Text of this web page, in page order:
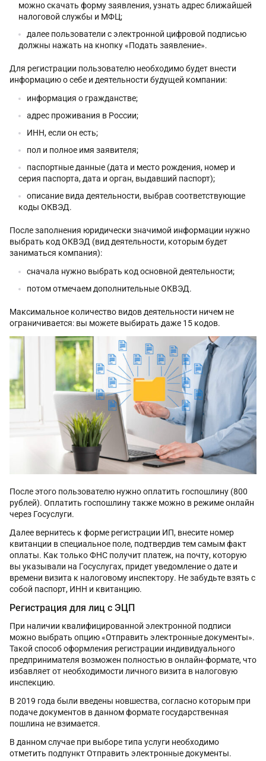
можно скачать форму заявления, узнать адрес ближайшей
налоговой службы и МФЦ;
далее пользователи с электронной цифровой подписью
должны нажать на кнопку «Подать заявление».
Для регистрации пользователю необходимо будет внести
информацию о себе и деятельности будущей компании:
информация о гражданстве;
адрес проживания в России;
ИНН, если он есть;
пол и полное имя заявителя;
паспортные данные (дата и место рождения, номер и
серия паспорта, дата и орган, выдавший паспорт);
описание вида деятельности, выбрав соответствующие
коды ОКВЭД.
После заполнения юридически значимой информации нужно
выбрать код ОКВЭД (вид деятельности, которым будет
заниматься компания):
сначала нужно выбрать код основной деятельности;
потом отмечаем дополнительные ОКВЭД.
Максимальное количество видов деятельности ничем не
ограничивается: вы можете выбирать даже 15 кодов.
После этого пользователю нужно оплатить госпошлину (800
рублей). Оплатить госпошлину также можно в режиме онлайн
через Госуслуги.
Далее вернитесь к форме регистрации ИП, внесите номер
квитанции в специальное поле, подтвердив тем самым факт
оплаты. Как только ФНС получит платеж, на почту, которую
вы указывали на Госуслугах, придет уведомление о дате и
времени визита к налоговому инспектору. Не забудьте взять с
собой паспорт, ИНН и квитанцию.
Регистрация для лиц с ЭЦП
При наличии квалифицированной электронной подписи
можно выбрать опцию «Отправить электронные документы».
Такой способ оформления регистрации индивидуального
предпринимателя возможен полностью в онлайн-формате, что
избавляет от необходимости личного визита в налоговую
инспекцию.
В 2019 года были введены новшества, согласно которым при
подаче документов в данном формате государственная
пошлина не взимается.
В данном случае при выборе типа услуги необходимо
отметить подпункт Отправить электронные документы.